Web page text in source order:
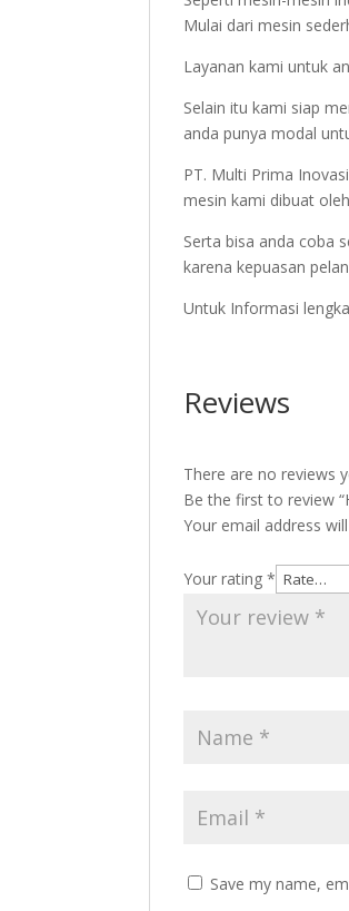
Mulai dari mesin
Layanan kami untuk
Selain itu kami siap
anda punya modal
PT. Multi Prima
mesin kami dibuat
Serta bisa anda coba
karena kepuasan
Untuk Informasi
Reviews
There are no reviews
Be the first to review
Your email address
Your rating*
Save my name,